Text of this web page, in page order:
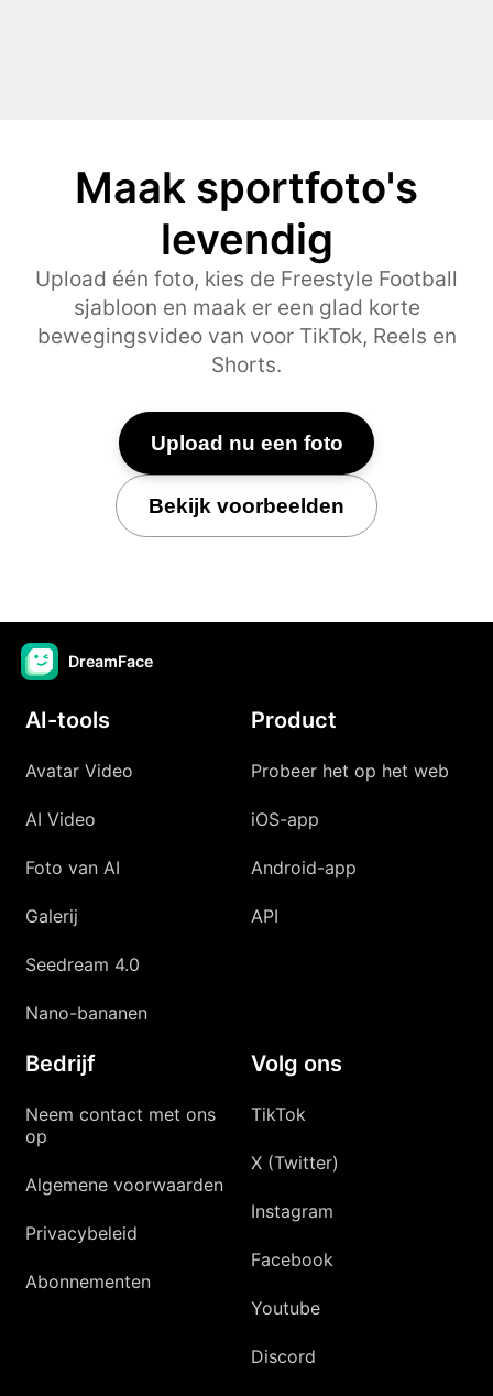
Maak sportfoto's
levendig
Upload één foto, kies de Freestyle Football
sjabloon en maak er een glad korte
bewegingsvideo van voor TikTok, Reels en
Shorts.
Upload nu een foto
Bekijk voorbeelden
DreamFace
AI-tools
Avatar Video
AI Video
Foto van AI
Galerij
Seedream 4.0
Nano-bananen
Product
Probeer het op het web
iOS-app
Android-app
API
Bedrijf
Neem contact met ons
op
Algemene voorwaarden
Privacybeleid
Abonnementen
Volg ons
TikTok
X (Twitter)
Instagram
Facebook
Youtube
Discord